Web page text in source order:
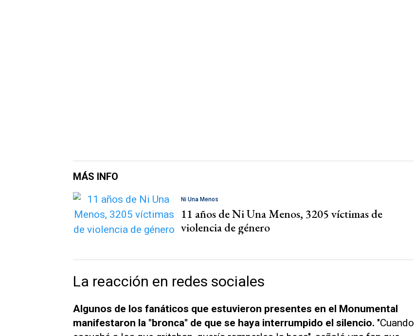
MÁS INFO
Ni Una Menos
11 años de Ni Una Menos, 3205 víctimas de
violencia de género
La reacción en redes sociales
Algunos de los fanáticos que estuvieron presentes en el Monumental
manifestaron la "bronca" de que se haya interrumpido el silencio. "Cuando